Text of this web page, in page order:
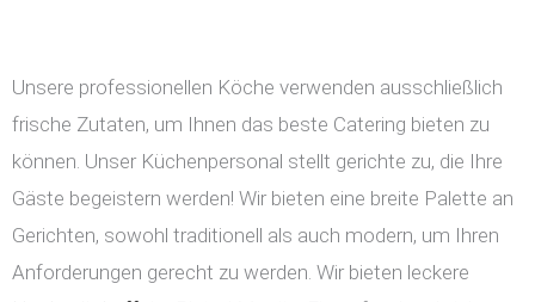
Unsere professionellen Köche verwenden ausschließlich
frische Zutaten, um Ihnen das beste Catering bieten zu
können. Unser Küchenpersonal stellt gerichte zu, die Ihre
Gäste begeistern werden! Wir bieten eine breite Palette an
Gerichten, sowohl traditionell als auch modern, um Ihren
Anforderungen gerecht zu werden. Wir bieten leckere